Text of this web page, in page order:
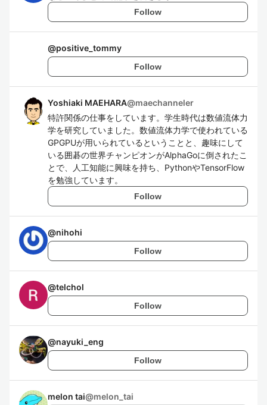
Follow
@positive_tommy
Follow
Yoshiaki MAEHARA@maechanneler
特許関係の仕事をしています。学生時代は数値流体力
学を研究していました。数値流体力学で使われている
GPGPUが用いられているということと、趣味にして
いる囲碁の世界チャンピオンがAlphaGoに倒されたこ
とで、人工知能に興味を持ち、PythonやTensorFlow
を勉強しています。
Follow
@nihohi
Follow
@telchol
Follow
@nayuki_eng
Follow
melon tai@melon_tai